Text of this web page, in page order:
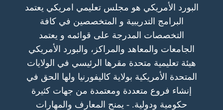
البورد الأمريكي هو مجلس تعليمي امريكي يعتمد
البرامج التدريبية و المتخصصين في كافة
التخصصات المدرجة على قوائمه و يعتمد
الجامعات والمعاهد والمراكز، والبورد الأمريكي
هيئة تعليمية متحدة مقرها الرئيسي في الولايات
المتحدة الأمريكية بولاية كاليفورنيا ولها الحق في
إنشاء فروع متعددة ومعتمدة من جهات كثيرة
حكومية ودولية. - يمنح المعارف والمهارات